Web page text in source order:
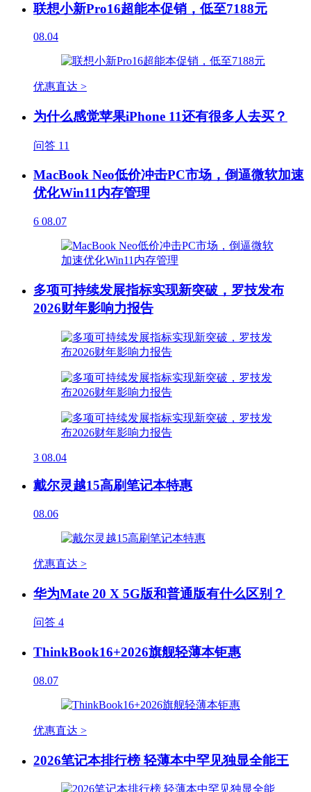
联想小新Pro16超能本促销，低至7188元
08.04
优惠直达 >
为什么感觉苹果iPhone 11还有很多人去买？
问答 11
MacBook Neo低价冲击PC市场，倒逼微软加速
优化Win11内存管理
6 08.07
多项可持续发展指标实现新突破，罗技发布
2026财年影响力报告
3 08.04
戴尔灵越15高刷笔记本特惠
08.06
优惠直达 >
华为Mate 20 X 5G版和普通版有什么区别？
问答 4
ThinkBook16+2026旗舰轻薄本钜惠
08.07
优惠直达 >
2026笔记本排行榜 轻薄本中罕见独显全能王